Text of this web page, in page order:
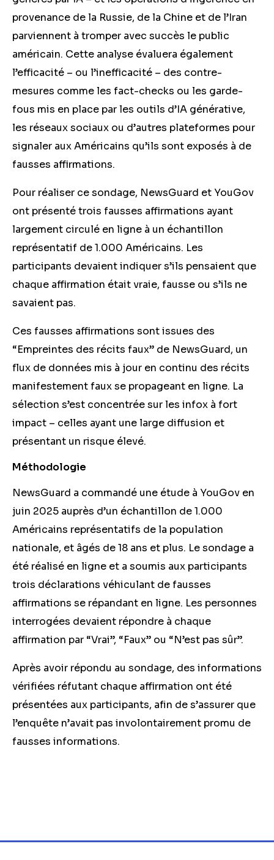
provenance de la Russie, de la Chine et de l’Iran
parviennent à tromper avec succès le public
américain. Cette analyse évaluera également
l’efficacité – ou l’inefficacité – des contre-
mesures comme les fact-checks ou les garde-
fous mis en place par les outils d’IA générative,
les réseaux sociaux ou d’autres plateformes pour
signaler aux Américains qu’ils sont exposés à de
fausses affirmations.
Pour réaliser ce sondage, NewsGuard et YouGov
ont présenté trois fausses affirmations ayant
largement circulé en ligne à un échantillon
représentatif de 1.000 Américains. Les
participants devaient indiquer s’ils pensaient que
chaque affirmation était vraie, fausse ou s’ils ne
savaient pas.
Ces fausses affirmations sont issues des
“Empreintes des récits faux” de NewsGuard, un
flux de données mis à jour en continu des récits
manifestement faux se propageant en ligne. La
sélection s’est concentrée sur les infox à fort
impact – celles ayant une large diffusion et
présentant un risque élevé.
Méthodologie
NewsGuard a commandé une étude à YouGov en
juin 2025 auprès d’un échantillon de 1.000
Américains représentatifs de la population
nationale, et âgés de 18 ans et plus. Le sondage a
été réalisé en ligne et a soumis aux participants
trois déclarations véhiculant de fausses
affirmations se répandant en ligne. Les personnes
interrogées devaient répondre à chaque
affirmation par “Vrai”, “Faux” ou “N’est pas sûr”.
Après avoir répondu au sondage, des informations
vérifiées réfutant chaque affirmation ont été
présentées aux participants, afin de s’assurer que
l’enquête n’avait pas involontairement promu de
fausses informations.